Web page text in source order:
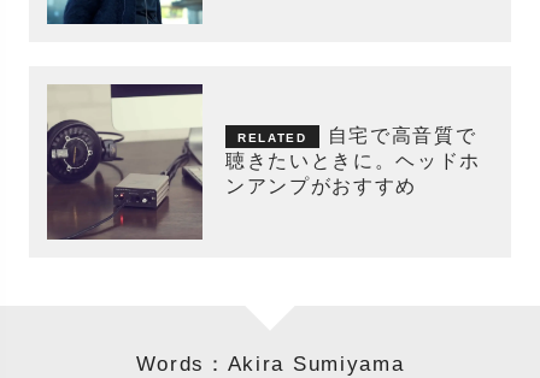
自宅で高音質で
聴きたいときに。ヘッドホ
ンアンプがおすすめ
Words：Akira Sumiyama